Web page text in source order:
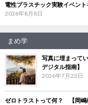
電性プラスチック実験イベン
2026年8月8日
まめ学
写真に埋まって
デジタル指南】
2026年7月22日
ゼロトラストって何？ 【岡嶋